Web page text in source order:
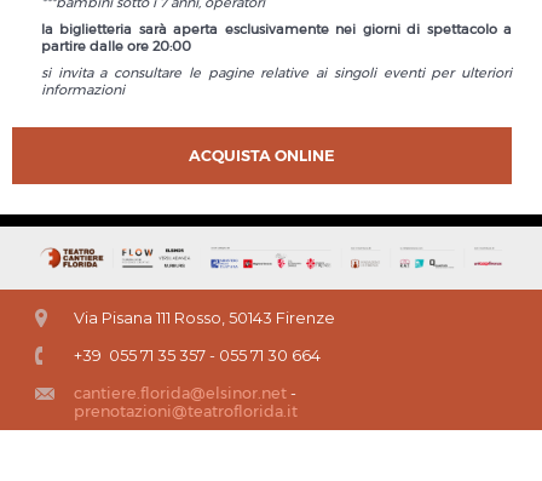
la biglietteria sarà aperta esclusivamente nei giorni di spettacolo a
partire dalle ore 20:00
si invita a consultare le pagine relative ai singoli eventi per ulteriori
informazioni
ACQUISTA ONLINE
Via Pisana 111 Rosso, 50143 Firenze
+39 055 71 35 357 - 055 71 30 664
cantiere.florida@elsinor.net-
prenotazioni@teatroflorida.it